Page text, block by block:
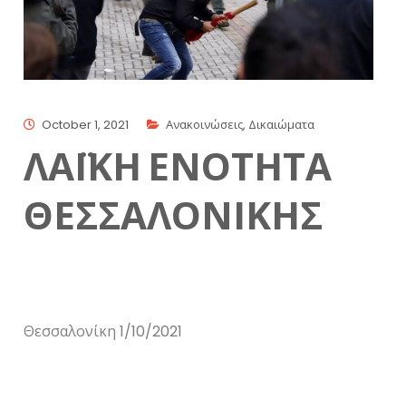
October 1, 2021 Ανακοινώσεις, Δικαιώματα
ΛΑΪΚΗ ΕΝΟΤΗΤΑ
ΘΕΣΣΑΛΟΝΙΚΗΣ
Θεσσαλονίκη 1/10/2021